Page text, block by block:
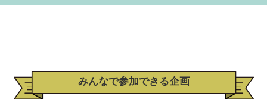
みんなで参加できる企画